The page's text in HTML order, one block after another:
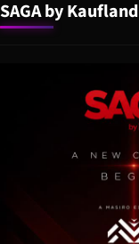
SAGA by Kaufland